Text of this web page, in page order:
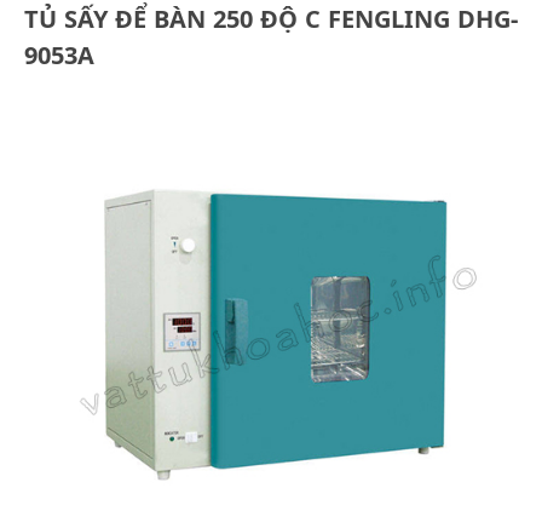
TỦ SẤY ĐỂ BÀN 250 ĐỘ C FENGLING DHG-
9053A